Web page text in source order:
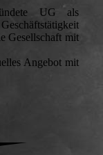
UG als
Gesellschaft mit
Angebot mit